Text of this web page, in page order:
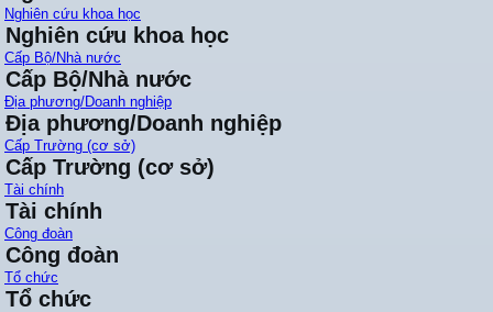
Nghiên cứu khoa học
Nghiên cứu khoa học
Cấp Bộ/Nhà nước
Cấp Bộ/Nhà nước
Địa phương/Doanh nghiệp
Địa phương/Doanh nghiệp
Cấp Trường (cơ sở)
Cấp Trường (cơ sở)
Tài chính
Tài chính
Công đoàn
Công đoàn
Tổ chức
Tổ chức